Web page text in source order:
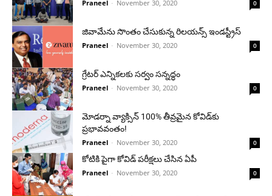
Praneel - November 30, 2020 0
జివామేను సొంతం చేసుకున్న రిలయన్స్ ఇండస్ట్రీస్
Praneel - November 30, 2020 0
గ్రేటర్ ఎన్నికలకు సర్వం సన్నద్ధం
Praneel - November 30, 2020 0
మోడర్నా వ్యాక్సిన్ 100% తీవ్రమైన కోవిడ్‌కు
ప్రభావవంతం!
Praneel - November 30, 2020 0
కోటికి పైగా కోవిడ్ పరీక్షలు చేసిన ఏపీ
Praneel - November 30, 2020 0